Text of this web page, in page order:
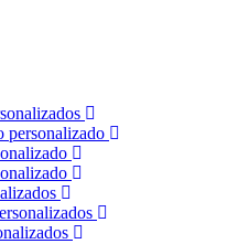
personalizado